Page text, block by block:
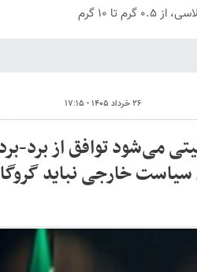
تا ۱۰ گرم
۲۶ خرداد ۱۴۰۵ - ۱۷:۱۵
می‌شود توافق از برد-
خارجی نباید